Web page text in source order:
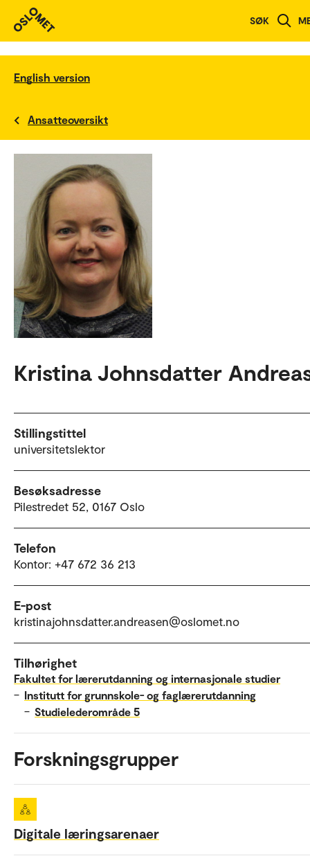
SØK
English version
Ansatteoversikt
Kristina Johnsdatter
Stillingstittel
universitetslektor
Besøksadresse
Pilestredet 52, 0167 Oslo
Telefon
Kontor: +47 672 36 213
E-post
kristinajohnsdatter.andreasen@oslomet.no
Tilhørighet
Fakultet for lærerutdanning og internasjonale studier
– Institutt for grunnskole- og faglærerutdanning
– Studielederområde 5
Forskningsgrupper
Digitale læringsarenaer